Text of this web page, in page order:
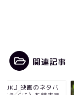
関連記事